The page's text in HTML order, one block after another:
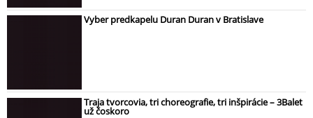
Vyber predkapelu Duran Duran v Bratislave
Traja tvorcovia, tri choreografie, tri inšpirácie – 3Balet
už čoskoro